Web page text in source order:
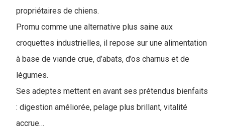
propriétaires de chiens.
Promu comme une alternative plus saine aux
croquettes industrielles, il repose sur une alimentation
à base de viande crue, d’abats, d’os charnus et de
légumes.
Ses adeptes mettent en avant ses prétendus bienfaits
: digestion améliorée, pelage plus brillant, vitalité
accrue…